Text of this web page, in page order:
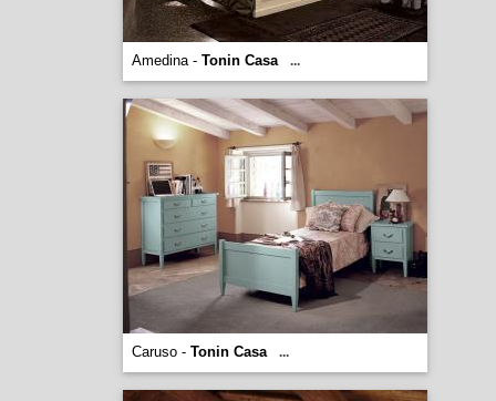
Amedina - Tonin Casa ...
Caruso - Tonin Casa ...